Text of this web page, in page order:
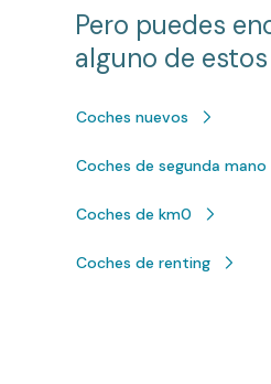
Pero puedes
alguno de
Coches nuevos
Coches de segunda mano
Coches de km0
Coches de renting